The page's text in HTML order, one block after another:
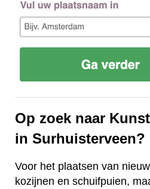
Op zoek naar
in Surhuisterveen?
Voor het plaatsen van
kozijnen en schuifpuien,